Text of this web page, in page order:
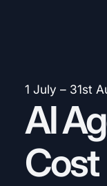
1 July – 31st
AI
Cost